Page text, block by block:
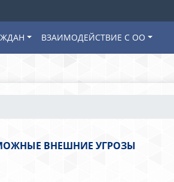
ВЗАИМОДЕЙСТВИЕ С ОО
ВНЕШНИЕ УГРОЗЫ